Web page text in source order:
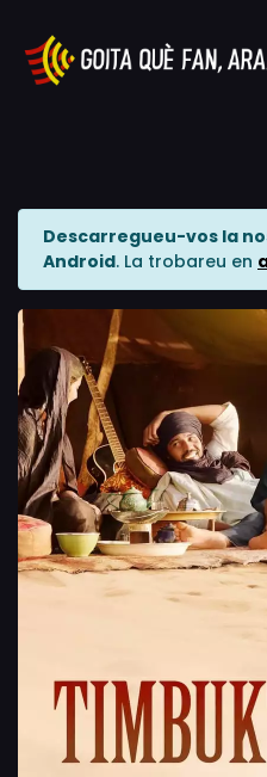
Descarregueu-vos la
Android. La trobareu en